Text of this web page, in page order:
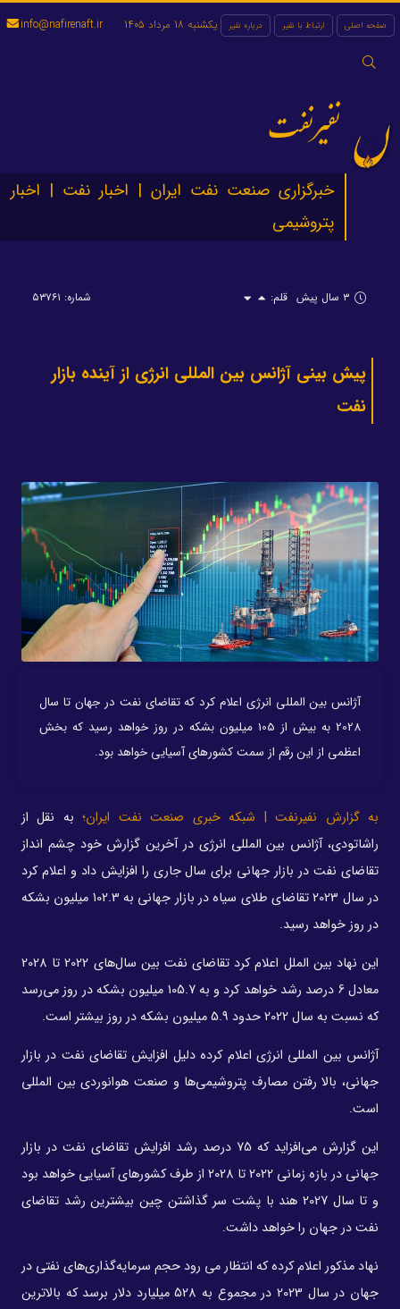
صفحه اصلی ارتباط با نفیر درباره نفیر
جستجو
یکشنبه 18 مرداد 1405 info@nafirenaft.ir
نفیرنفت
خبرگزاری صنعت نفت ایران | اخبار نفت | اخبار
پتروشیمی
۳ سال پیش قلم: شماره: ۵۳۷۶۱
پیش بینی آژانس بین المللی انرژی از آینده بازار
نفت
آژانس بین المللی انرژی اعلام کرد که تقاضای نفت در جهان تا سال
2028 به بیش از 105 میلیون بشکه در روز خواهد رسید که بخش
اعظمی از این رقم از سمت کشورهای آسیایی خواهد بود.
به گزارش نفیرنفت | شبکه خبری صنعت نفت ایران؛به نقل از
راشاتودی، آژانس بین المللی انرژی در آخرین گزارش خود چشم انداز
تقاضای نفت در بازار جهانی برای سال جاری را افزایش داد و اعلام کرد
در سال 2023 تقاضای طلای سیاه در بازار جهانی به 102.3 میلیون بشکه
در روز خواهد رسید.
این نهاد بین الملل اعلام کرد تقاضای نفت بین سال‌های 2022 تا 2028
معادل 6 درصد رشد خواهد کرد و به 105.7 میلیون بشکه در روز می‌رسد
که نسبت به سال 2022 حدود 5.9 میلیون بشکه در روز بیشتر است.
آژانس بین المللی انرژی اعلام کرده دلیل افزایش تقاضای نفت در بازار
جهانی، بالا رفتن مصارف پتروشیمی‌ها و صنعت هوانوردی بین المللی
است.
این گزارش می‌افزاید که 75 درصد رشد افزایش تقاضای نفت در بازار
جهانی در بازه زمانی 2022 تا 2028 از طرف کشورهای آسیایی خواهد بود
و تا سال 2027 هند با پشت سر گذاشتن چین بیشترین رشد تقاضای
نفت در جهان را خواهد داشت.
نهاد مذکور اعلام کرده که انتظار می رود حجم سرمایه‌گذاری‌های نفتی در
جهان در سال 2023 در مجموع به 528 میلیارد دلار برسد که بالاترین